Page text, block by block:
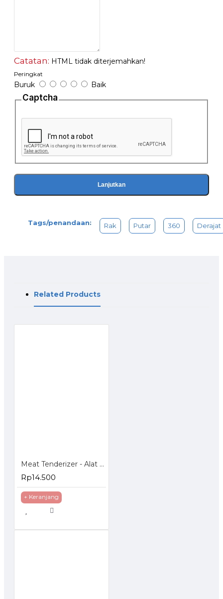
Warna : Putih
Catatan: HTML tidak diterjemahkan!
Peringkat
Buruk Baik
Captcha
Lanjutkan
Tags/penandaan: ​Rak Putar 360 Derajat
Related Products
Meat Tenderizer - Alat Pelunak Daging
Rp14.500
+ Keranjang